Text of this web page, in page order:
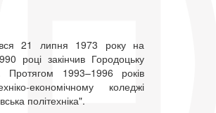
21 липня 1973 року на
році закінчив Городоцьку
1993–1996 років
економічному коледжі
політехніка".